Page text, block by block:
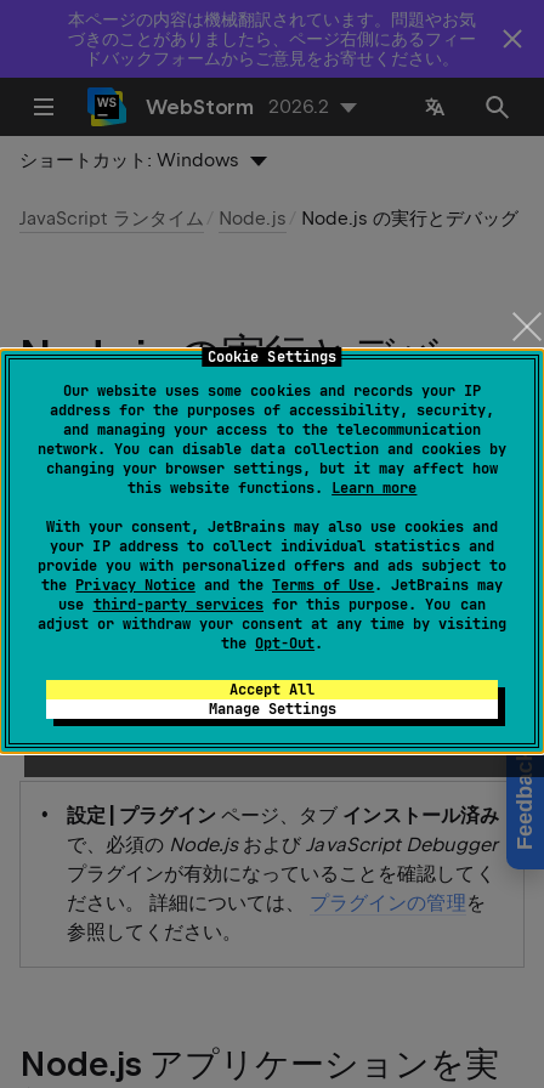
Cookie Settings
Our website uses some cookies and records your IP
address for the purposes of accessibility, security,
and managing your access to the telecommunication
network. You can disable data collection and cookies by
changing your browser settings, but it may affect how
this website functions. Learn more
With your consent, JetBrains may also use cookies and
your IP address to collect individual statistics and
provide you with personalized offers and ads subject to
the Privacy Noticeand the Terms of Use. JetBrains may
use third-party servicesfor this purpose. You can
adjust or withdraw your consent at any time by visiting
the Opt-Out.
Accept All
Manage Settings
本ページの内容は機械翻訳されています。問題やお気
づきのことがありましたら、ページ右側にあるフィー
ドバックフォームからご意見をお寄せください。
Feedback
WebStorm 2026.2
ショートカット:Windows
JavaScript ランタイム Node.js Node.js の実行とデバッグ
Node.js の実行とデバッ
グ
最終更新日： 2026 年 7 月 14 日
WebStorm は、Node.js アプリケーションの実行とデバ
ッグをサポートします。 WebStorm から起動したアプリ
ケーションのデバッグに加えて、すでに実行中のアプリ
ケーションへのアタッチも可能です。
始める前に
設定 | プラグイン ページ、タブ インストール済み
で、必須の Node.jsおよびJavaScript Debugger
プラグインが有効になっていることを確認してく
ださい。 詳細については、 プラグインの管理を
参照してください。
Node.js アプリケーションを実